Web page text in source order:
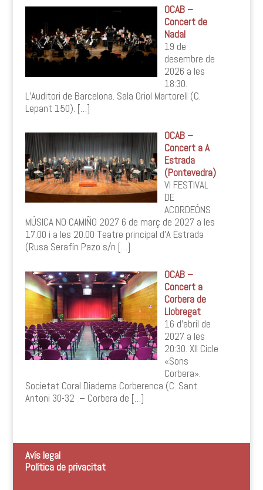
OCAB –
Concert de
Nadal
19 de
desembre de
2026 a les
18:30.
L’Auditori de Barcelona. Sala Oriol Martorell (C.
Lepant 150). […]
OCAB –
Concert a A
Estrada
(Pontevedra)
VI FESTIVAL
DE
ACORDEÓNS
MÚSICA NO CAMIÑO 2027 6 de març de 2027 a les
17.00 i a les 20.00 Teatre principal d’A Estrada
(Rusa Serafín Pazo s/n […]
OCAB –
Concert a
Corbera de
Llobregat
16 d’abril de
2027 a les
20:30. XII Cicle
«Sons
Corbera».
Societat Coral Diadema Corberenca (C. Sant
Antoni 30-32 – Corbera de […]
Avís legal
Política de privacitat